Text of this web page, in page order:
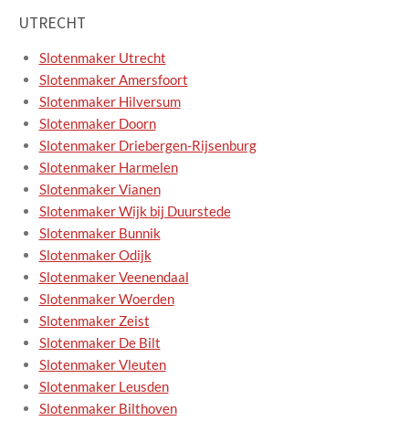
UTRECHT
Slotenmaker Utrecht
Slotenmaker Amersfoort
Slotenmaker Hilversum
Slotenmaker Doorn
Slotenmaker Driebergen-Rijsenburg
Slotenmaker Harmelen
Slotenmaker Vianen
Slotenmaker Wijk bij Duurstede
Slotenmaker Bunnik
Slotenmaker Odijk
Slotenmaker Veenendaal
Slotenmaker Woerden
Slotenmaker Zeist
Slotenmaker De Bilt
Slotenmaker Vleuten
Slotenmaker Leusden
Slotenmaker Bilthoven